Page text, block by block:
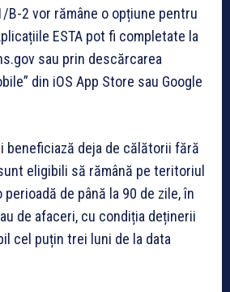
B-2 vor rămâne o opțiune pentru
ESTA pot fi completate la
sau prin descărcarea
din iOS App Store sau Google
beneficiază deja de călătorii fără
eligibili să rămână pe teritoriul
de până la 90 de zile, în
de afaceri, cu condiția deținerii
cel puțin trei luni de la data